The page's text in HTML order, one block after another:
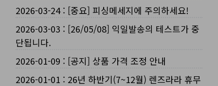
2026-03-24: [중요] 피싱메세지에 주의하세요!
2026-03-03 : [26/05/08] 익일발송의 테스트가 중
단됩니다.
2026-01-09 : [공지] 상품 가격 조정 안내
2026-01-01 : 26년 하반기(7~12월) 렌즈라라 휴무